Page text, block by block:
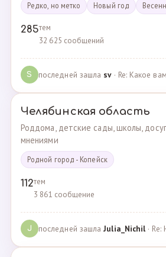
Редко, но метко
Новый год
285тем
32 625 сообщений
S последней зашла sv· Re: Какое вам понравилось
Челябинская область
Роддома, детские сады, школы,
мнениями
Родной город - Копейск
112тем
3 861 сообщение
J последней зашлаJulia_Nichil· Re: Нужны